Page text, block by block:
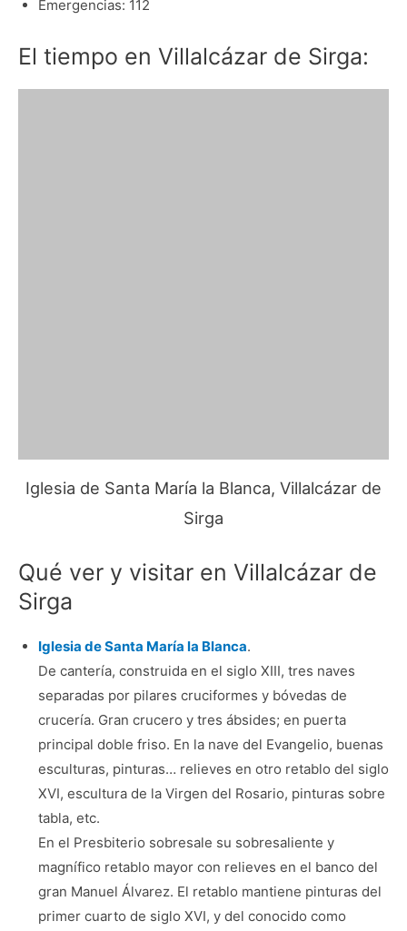
Emergencias: 112
El tiempo en Villalcázar de Sirga:
Iglesia de Santa María la Blanca, Villalcázar de
Sirga
Qué ver y visitar en Villalcázar de
Sirga
Iglesia de Santa María la Blanca.
De cantería, construida en el siglo XIII, tres naves
separadas por pilares cruciformes y bóvedas de
crucería. Gran crucero y tres ábsides; en puerta
principal doble friso. En la nave del Evangelio, buenas
esculturas, pinturas… relieves en otro retablo del siglo
XVI, escultura de la Virgen del Rosario, pinturas sobre
tabla, etc.
En el Presbiterio sobresale su sobresaliente y
magnífico retablo mayor con relieves en el banco del
gran Manuel Álvarez. El retablo mantiene pinturas del
primer cuarto de siglo XVI, y del conocido como